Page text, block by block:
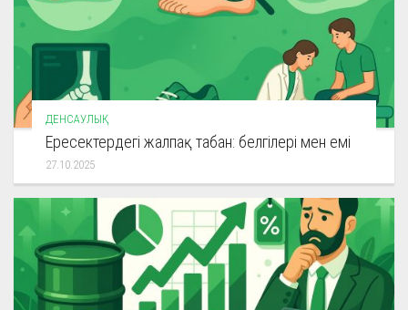
ДЕНСАУЛЫҚ
Ересектердегі жалпақ табан: белгілері мен емі
27.10.2025